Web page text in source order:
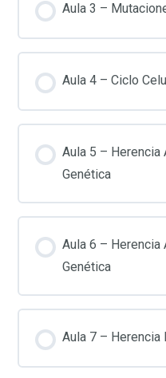
Aula 3 –
Aula 4 – Ciclo
Aula 5 – Herencia
Genética
Aula 6 –
Genética
Aula 7 – Herencia